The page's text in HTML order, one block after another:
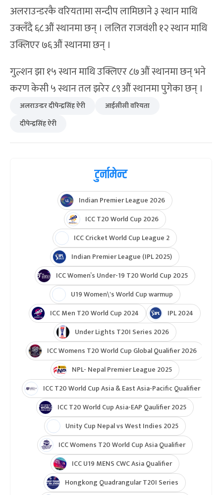
अलराउन्डरकै वरियतामा सन्दीप लामिछाने ३ स्थान माथि
उक्लँदै ६८औं स्थानमा छन् । ललित राजवंशी १२ स्थान माथि
उक्लिएर ७६औं स्थानमा छन् ।
गुल्शन झा १५ स्थान माथि उक्लिएर ८७औं स्थानमा छन् भने
करण केसी ५ स्थान तल झरेर ८९औं स्थानमा पुगेका छन् ।
अलराउन्डर दीपेन्द्रसिंह ऐरी
आईसीसी वरियता
दीपेन्द्रसिंह ऐरी
टुर्नामेन्ट
Indian Premier League 2026
ICC T20 World Cup 2026
ICC Cricket World Cup League 2
Indian Premier League (IPL 2025)
ICC Women’s Under-19 T20 World Cup 2025
U19 Women\'s World Cup warmup
ICC Men T20 World Cup 2024
IPL 2024
Under Lights T20I Series 2026
ICC Womens T20 World Cup Global Qualifier 2026
NPL- Nepal Premier League 2025
ICC T20 World Cup Asia & East Asia-Pacific Qualifier
ICC T20 World Cup Asia-EAP Qaulifier 2025
Unity Cup Nepal vs West Indies 2025
ICC Womens T20 World Cup Asia Qualifier
ICC U19 MENS CWC Asia Qualifier
Hongkong Quadrangular T20I Series